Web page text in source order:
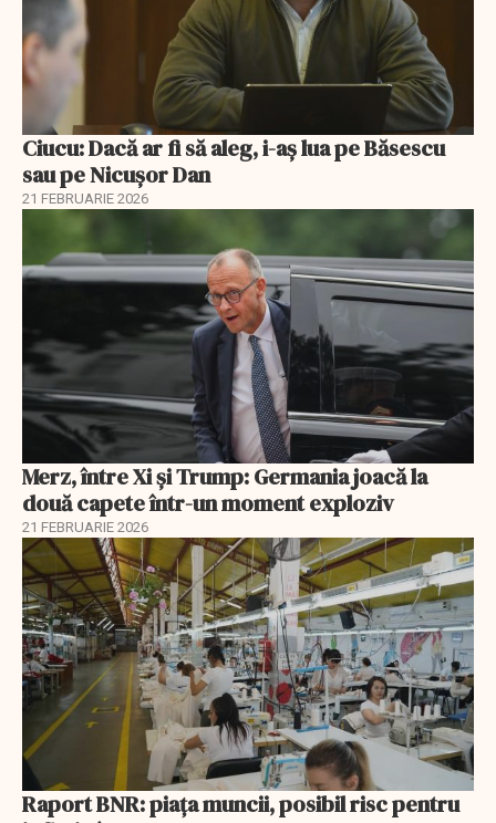
Ciucu: Dacă ar fi să aleg, i-aș lua pe Băsescu
sau pe Nicușor Dan
21 FEBRUARIE 2026
Merz, între Xi și Trump: Germania joacă la
două capete într-un moment exploziv
21 FEBRUARIE 2026
Raport BNR: piața muncii, posibil risc pentru